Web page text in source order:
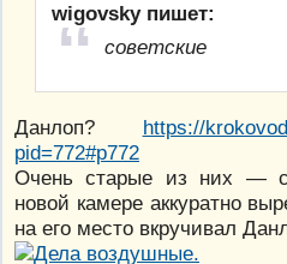
wigovsky пишет:
советские
Данлоп? https://
pid=772#p772
Очень старые из них —
новой камере аккуратно
на его место вкручивал